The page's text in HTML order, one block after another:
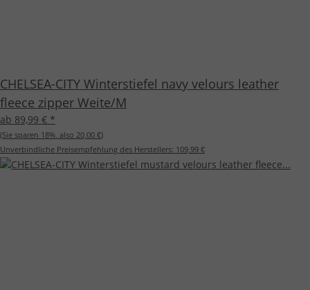
CHELSEA-CITY Winterstiefel navy velours leather
fleece zipper Weite/M
ab 89,99 € *
(Sie sparen 18%, also 20,00 €)
Unverbindliche Preisempfehlung des Herstellers: 109,99 €